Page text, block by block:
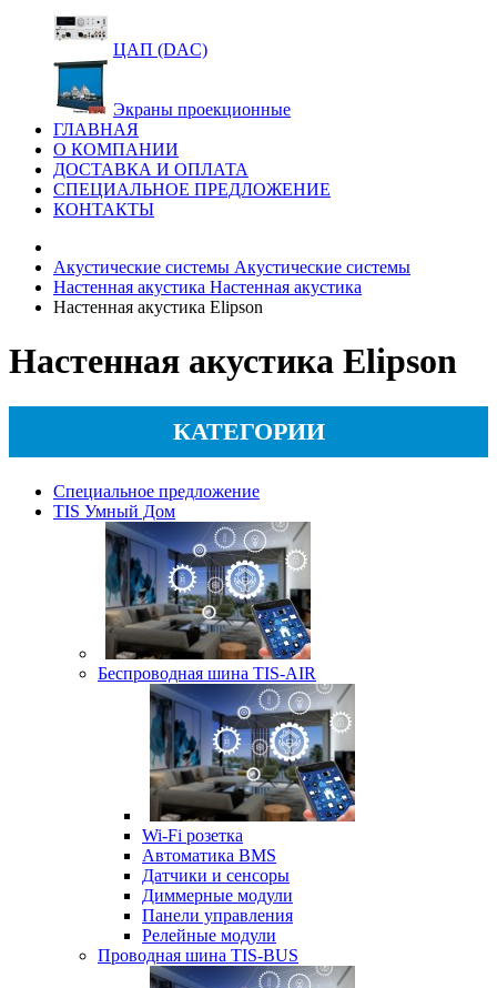
ЦАП (DAC)
Экраны проекционные
ГЛАВНАЯ
О КОМПАНИИ
ДОСТАВКА И ОПЛАТА
СПЕЦИАЛЬНОЕ ПРЕДЛОЖЕНИЕ
КОНТАКТЫ
Акустические системы Акустические системы
Настенная акустика Настенная акустика
Настенная акустика Elipson
Настенная акустика Elipson
КАТЕГОРИИ
Специальное предложение
TIS Умный Дом
Беспроводная шина TIS-AIR
Wi-Fi розетка
Автоматика BMS
Датчики и сенсоры
Диммерные модули
Панели управления
Релейные модули
Проводная шина TIS-BUS